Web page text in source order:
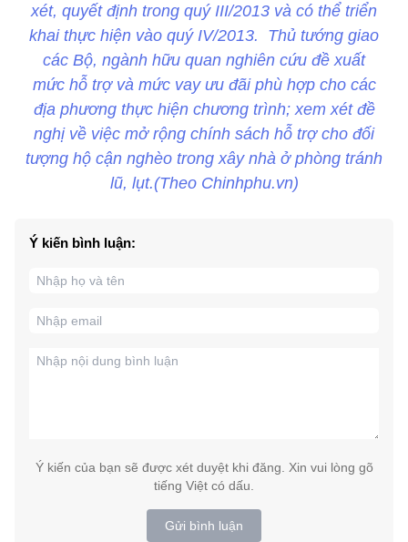
xét, quyết định trong quý III/2013 và có thể triển
khai thực hiện vào quý IV/2013. Thủ tướng giao
các Bộ, ngành hữu quan nghiên cứu đề xuất
mức hỗ trợ và mức vay ưu đãi phù hợp cho các
địa phương thực hiện chương trình; xem xét đề
nghị về việc mở rộng chính sách hỗ trợ cho đối
tượng hộ cận nghèo trong xây nhà ở phòng tránh
lũ, lụt.(Theo Chinhphu.vn)
Ý kiến bình luận:
Ý kiến của bạn sẽ được xét duyệt khi đăng. Xin vui lòng gõ
tiếng Việt có dấu.
Gửi bình luận